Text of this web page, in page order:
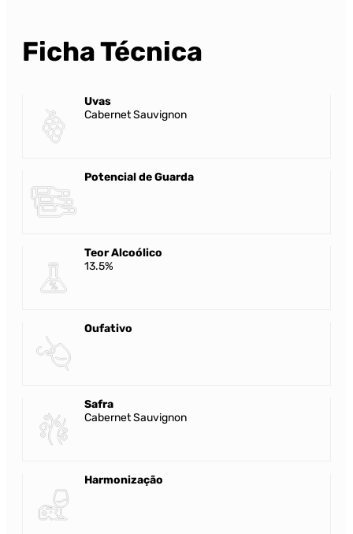
Ficha Técnica
Uvas
Cabernet Sauvignon
Potencial de Guarda
Teor Alcoólico
13.5%
Oufativo
Safra
Cabernet Sauvignon
Harmonização